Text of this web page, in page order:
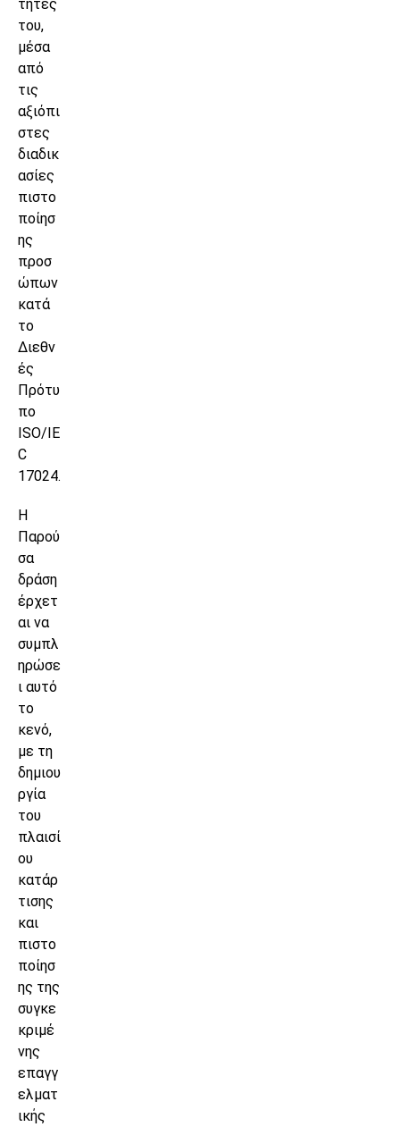
τητές
του,
μέσα
από
τις
αξιόπι
στες
διαδικ
ασίες
πιστο
ποίησ
ης
προσ
ώπων
κατά
το
Διεθν
ές
Πρότυ
πο
ISO/IE
C
17024.
Η
Παρού
σα
δράση
έρχετ
αι να
συμπλ
ηρώσε
ι αυτό
το
κενό,
με τη
δημιου
ργία
του
πλαισί
ου
κατάρ
τισης
και
πιστο
ποίησ
ης της
συγκε
κριμέ
νης
επαγγ
ελματ
ικής